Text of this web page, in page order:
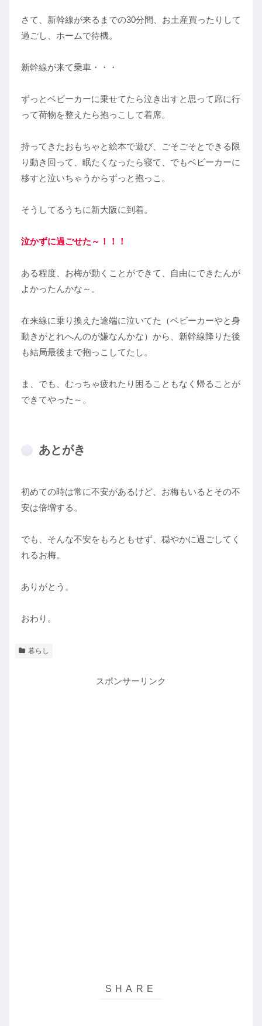
さて、新幹線が来るまでの30分間、お土産買ったりして
過ごし、ホームで待機。
新幹線が来て乗車・・・
ずっとベビーカーに乗せてたら泣き出すと思って席に行
って荷物を整えたら抱っこして着席。
持ってきたおもちゃと絵本で遊び、ごそごそとできる限
り動き回って、眠たくなったら寝て、でもベビーカーに
移すと泣いちゃうからずっと抱っこ。
そうしてるうちに新大阪に到着。
泣かずに過ごせた～！！！
ある程度、お梅が動くことができて、自由にできたんが
よかったんかな～。
在来線に乗り換えた途端に泣いてた（ベビーカーやと身
動きがとれへんのが嫌なんかな）から、新幹線降りた後
も結局最後まで抱っこしてたし。
ま、でも、むっちゃ疲れたり困ることもなく帰ることが
できてやった～。
あとがき
初めての時は常に不安があるけど、お梅もいるとその不
安は倍増する。
でも、そんな不安をもろともせず、穏やかに過ごしてく
れるお梅。
ありがとう。
おわり。
暮らし
スポンサーリンク